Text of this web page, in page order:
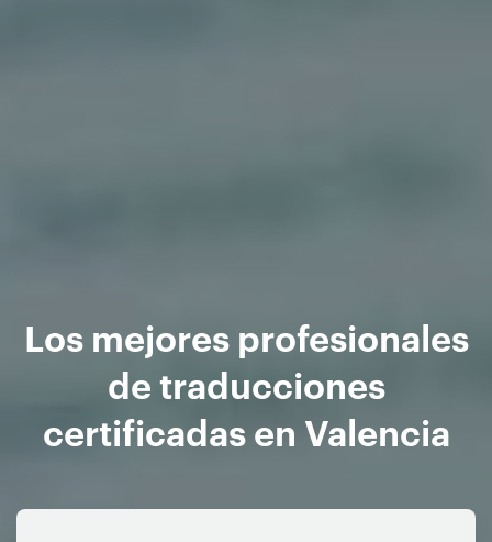
Los mejores profesionales
de traducciones
certificadas en Valencia